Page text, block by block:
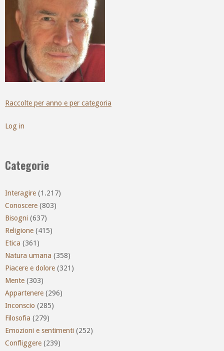
Raccolte per anno e per categoria
Log in
Categorie
Interagire (1.217)
Conoscere (803)
Bisogni (637)
Religione (415)
Etica (361)
Natura umana (358)
Piacere e dolore (321)
Mente (303)
Appartenere (296)
Inconscio (285)
Filosofia (279)
Emozioni e sentimenti (252)
Confliggere (239)